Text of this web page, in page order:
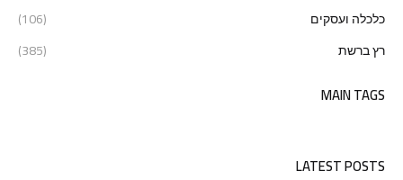
כלכלה ועסקים
(106)
רץ ברשת
(385)
MAIN TAGS
LATEST POSTS